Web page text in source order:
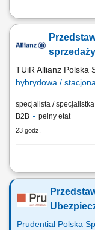
Zadania Tworzenie i
dedykowanych
prowadzenie
TUiR Allianz Polska
hybrydowa /
specjalista /
B2B
pełny etat
23 godz.
Zakres obowiązków:
Prowadzenie spotkań
portfela klientów;
Prudential Polska